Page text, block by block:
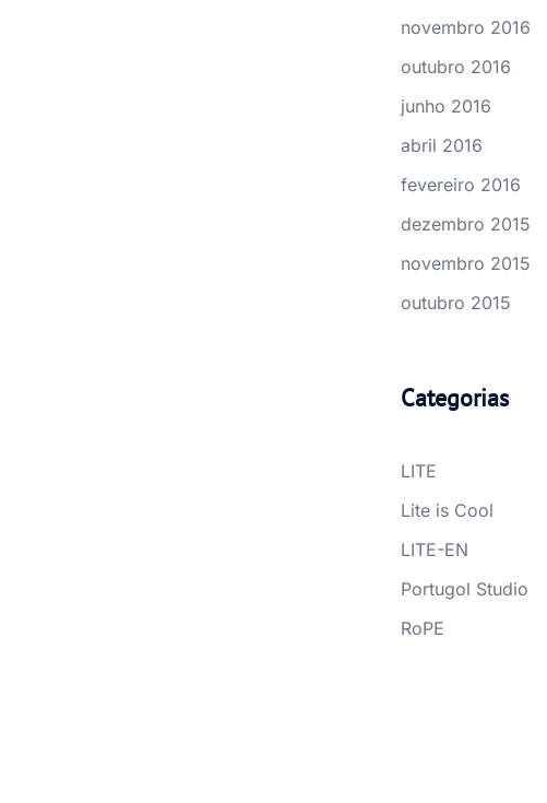
novembro 2016
outubro 2016
junho 2016
abril 2016
fevereiro 2016
dezembro 2015
novembro 2015
outubro 2015
Categorias
LITE
Lite is Cool
LITE-EN
Portugol Studio
RoPE